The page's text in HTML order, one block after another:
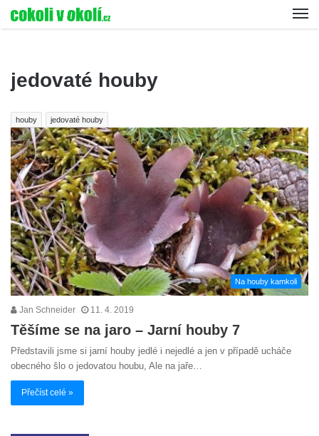
jedovaté houby
houby jedovaté houby
Na houby kamkoli
Jan Schneider 11. 4. 2019
Těšíme se na jaro – Jarní houby 7
Představili jsme si jarní houby jedlé i nejedlé a jen v případě ucháče
obecného šlo o jedovatou houbu, Ale na jaře…
Přečíst celé »